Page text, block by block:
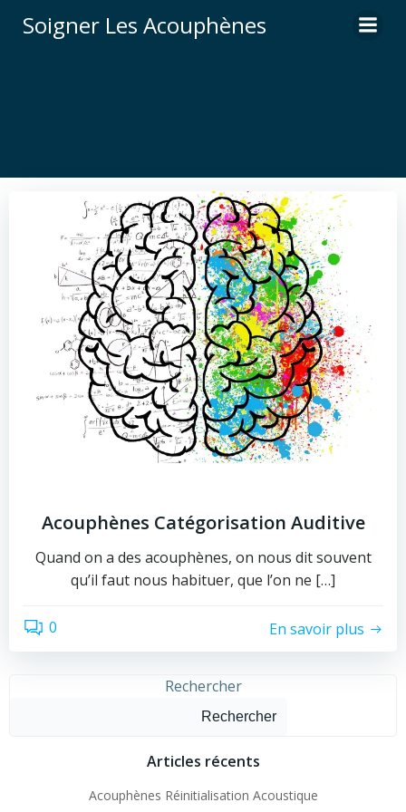
au
Soigner Les Acouphènes
Acouphènes Catégorisation Auditive
Quand on a des acouphènes, on nous dit souvent
qu’il faut nous habituer, que l’on ne […]
0 En savoir plus
Rechercher
Rechercher
Articles récents
Acouphènes Réinitialisation Acoustique